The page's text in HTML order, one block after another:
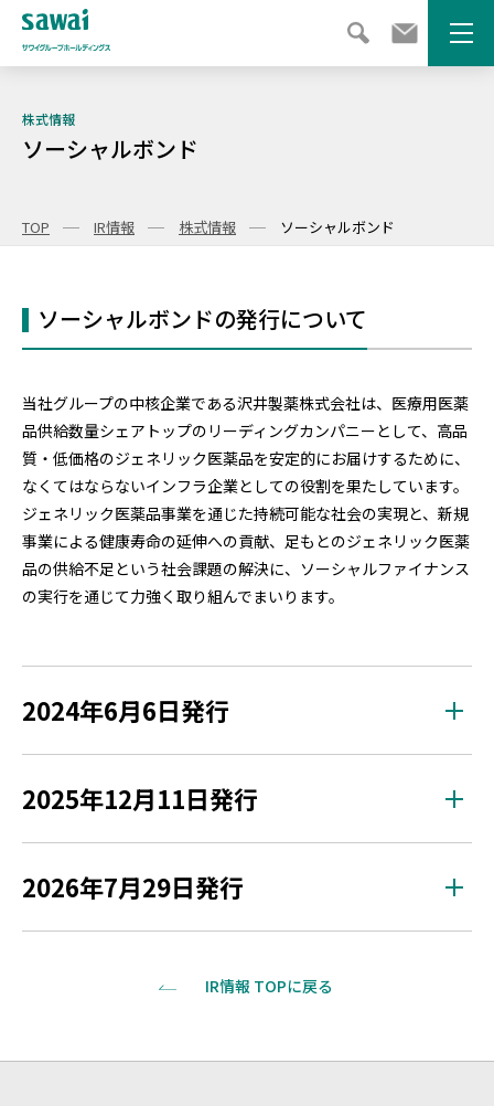
メニ
TOP IR情報 株式情報 ソーシャルボンド
株式情報
ソーシャルボンド
ソーシャルボンドの発行について
当社グループの中核企業である沢井製薬株式会社は、医療用医薬
品供給数量シェアトップのリーディングカンパニーとして、高品
質・低価格のジェネリック医薬品を安定的にお届けするために、
なくてはならないインフラ企業としての役割を果たしています。
ジェネリック医薬品事業を通じた持続可能な社会の実現と、新規
事業による健康寿命の延伸への貢献、足もとのジェネリック医薬
品の供給不足という社会課題の解決に、ソーシャルファイナンス
の実行を通じて力強く取り組んでまいります。
2024年6月6日発行
2025年12月11日発行
2026年7月29日発行
IR情報 TOPに戻る